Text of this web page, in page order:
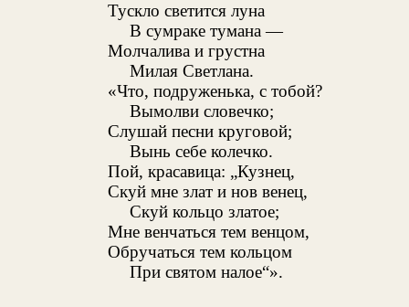
Тускло светится луна
В сумраке тумана —
Молчалива и грустна
Милая Светлана.
«Что, подруженька, с тобой?
Вымолви словечко;
Слушай песни круговой;
Вынь себе колечко.
Пой, красавица: „Кузнец,
Скуй мне злат и нов венец,
Скуй кольцо златое;
Мне венчаться тем венцом,
Обручаться тем кольцом
При святом налое“».